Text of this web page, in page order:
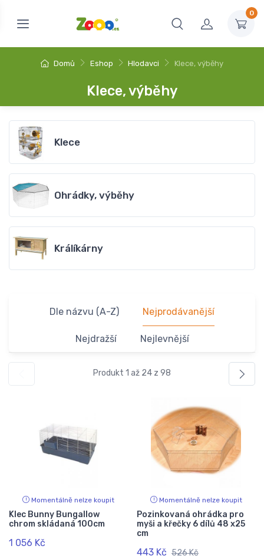
0
Domů Eshop Hlodavci Klece, výběhy
Klece, výběhy
Klece
Ohrádky, výběhy
Králíkárny
Dle názvu (A-Z) Nejprodávanější
Nejdražší Nejlevnější
Produkt 1 až 24 z 98
Momentálně nelze koupit
Klec Bunny Bungallow
chrom skládaná 100cm
1 056 Kč
Momentálně nelze koupit
Pozinkovaná ohrádka pro
myši a křečky 6 dílů 48 x25
cm
443 Kč 526 Kč